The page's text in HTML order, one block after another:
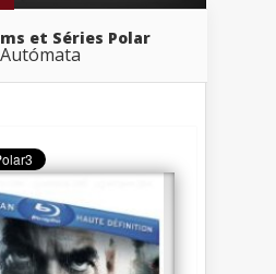
et Séries Polar
Autómata